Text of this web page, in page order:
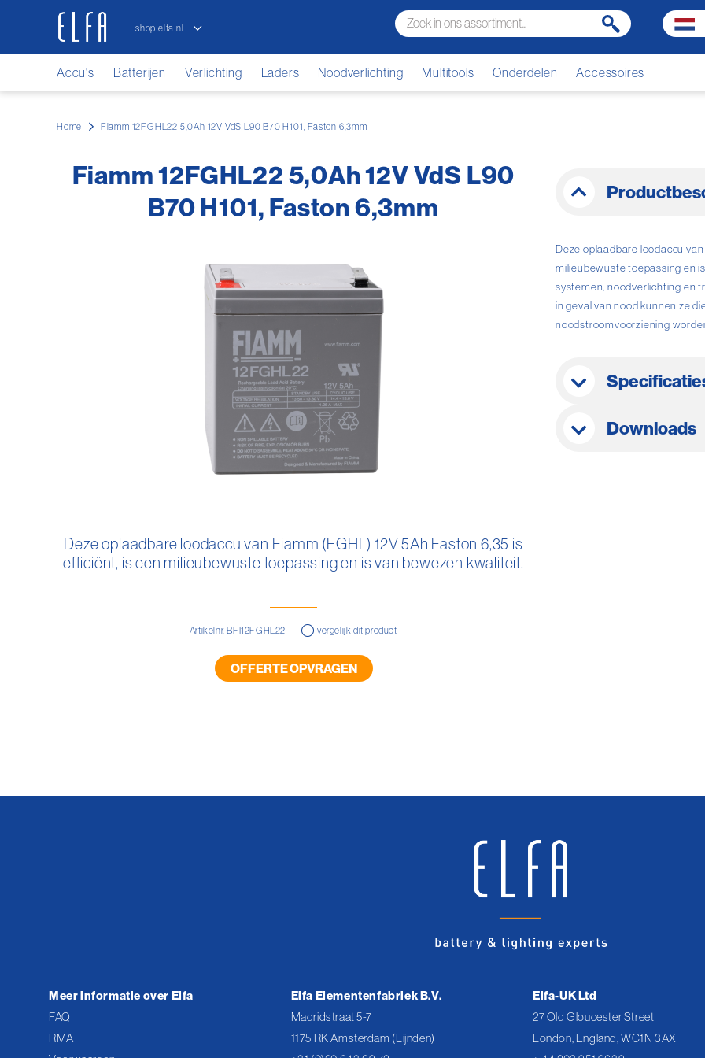
Home Fiamm 12FGHL22 5,0Ah 12V VdS L90 B70 H101, Faston 6,3mm
shop.elfa.nl
Accu's Batterijen Verlichting Laders Noodverlichting Multitools Onderdelen Accessoires
Deze oplaadbare loodaccu
milieubewuste toepassing en
systemen, noodverlichting en
in geval van nood kunnen ze
noodstroomvoorziening
Downloads
Fiamm 12FGHL22 5,0Ah 12V VdS L90
B70 H101, Faston 6,3mm
begin
Deze oplaadbare loodaccu van Fiamm (FGHL) 12V 5Ah Faston 6,35 is
efficiënt, is een milieubewuste toepassing en is van bewezen kwaliteit.
Artikelnr. BFI12FGHL22 vergelijk dit product
OFFERTE OPVRAGEN
Meer informatie over Elfa
FAQ
RMA
Elfa Elementenfabriek B.V.
Madridstraat 5-7
1175 RK Amsterdam (Lijnden)
Elfa-UK Ltd
27 Old Gloucester Street
London, England, WC1N 3AX